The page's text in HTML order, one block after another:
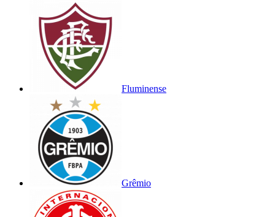
Fluminense
Grêmio